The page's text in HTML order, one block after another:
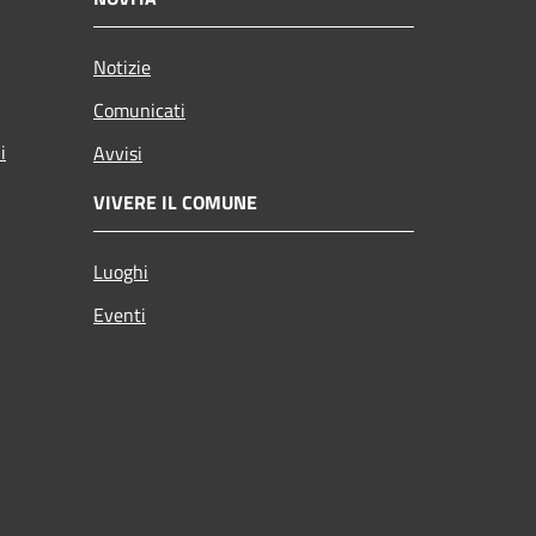
Notizie
Comunicati
Avvisi
VIVERE IL COMUNE
Luoghi
Eventi